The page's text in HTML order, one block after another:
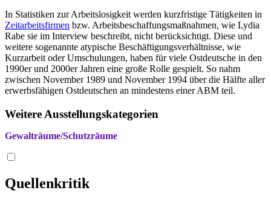
In Statistiken zur Arbeitslosigkeit werden kurzfristige Tätigkeiten in
Zeitarbeitsfirmen bzw. Arbeitsbeschaffungsmaßnahmen, wie Lydia
Rabe sie im Interview beschreibt, nicht berücksichtigt. Diese und
weitere sogenannte atypische Beschäftigungsverhältnisse, wie
Kurzarbeit oder Umschulungen, haben für viele Ostdeutsche in den
1990er und 2000er Jahren eine große Rolle gespielt. So nahm
zwischen November 1989 und November 1994 über die Hälfte aller
erwerbsfähigen Ostdeutschen an mindestens einer ABM teil.
Weitere Ausstellungskategorien
Gewalträume/Schutzräume
Quellenkritik